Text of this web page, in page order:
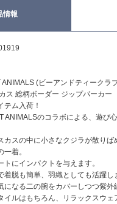
情報
ANIMALS (ビーアンドティークラ
ス 総柄ボーダー ジップパーカー
テム入荷！
ANIMALSのコラボによる、遊び
カスの中に小さなクジラが散りば
着。
トにインパクトを与えます。
着脱も簡単、羽織としても活躍し
になる二の腕をカバーしつつ紫
イルはもちろん、リラックスウ